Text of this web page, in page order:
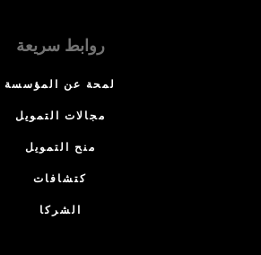
روابط سريعة
لمحة عن المؤسسة
مجالات التمويل
منح التمويل
كتشافات
الشركا